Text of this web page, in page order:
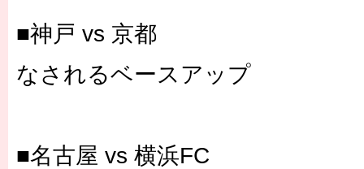
■神戸 vs 京都
なされるベースアップ
■名古屋 vs 横浜FC